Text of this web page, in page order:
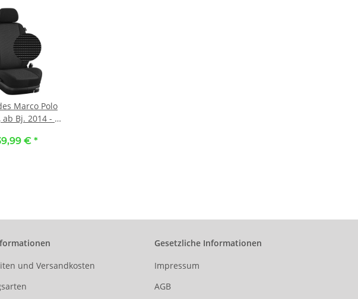
Marco Polo
ab Bj. 2014 - /
€ *
und Versandkosten
Gesetzliche Informationen
Impressum
AGB